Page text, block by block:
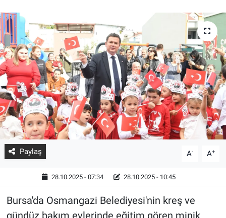
Paylaş A- A+
28.10.2025 - 07:34 28.10.2025 - 10:45
Bursa'da Osmangazi Belediyesi'nin kreş ve
gündüz bakım evlerinde eğitim gören minik